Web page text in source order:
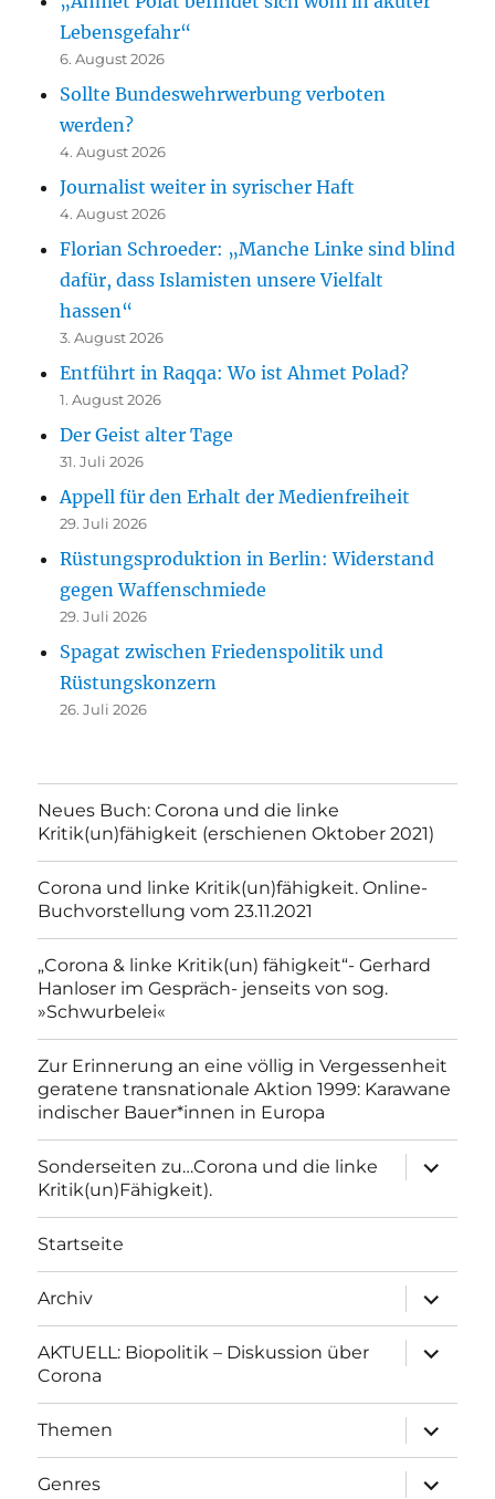
Lebensgefahr“
6. August 2026
Sollte Bundeswehrwerbung verboten
werden?
4. August 2026
Journalist weiter in syrischer Haft
4. August 2026
Florian Schroeder: „Manche Linke sind blind
dafür, dass Islamisten unsere Vielfalt
hassen“
3. August 2026
Entführt in Raqqa: Wo ist Ahmet Polad?
1. August 2026
Der Geist alter Tage
31. Juli 2026
Appell für den Erhalt der Medienfreiheit
29. Juli 2026
Rüstungsproduktion in Berlin: Widerstand
gegen Waffenschmiede
29. Juli 2026
Spagat zwischen Friedenspolitik und
Rüstungskonzern
26. Juli 2026
Neues Buch: Corona und die linke
Kritik(un)fähigkeit (erschienen Oktober 2021)
Corona und linke Kritik(un)fähigkeit. Online-
Buchvorstellung vom 23.11.2021
„Corona & linke Kritik(un) fähigkeit“- Gerhard
Hanloser im Gespräch- jenseits von sog.
»Schwurbelei«
Zur Erinnerung an eine völlig in Vergessenheit
geratene transnationale Aktion 1999: Karawane
indischer Bauer*innen in Europa
Sonderseiten zu…Corona und die linke
Kritik(un)Fähigkeit).
anzeigen
Startseite
Archiv
anzeigen
AKTUELL: Biopolitik – Diskussion über
Corona
anzeigen
Themen
anzeigen
Genres